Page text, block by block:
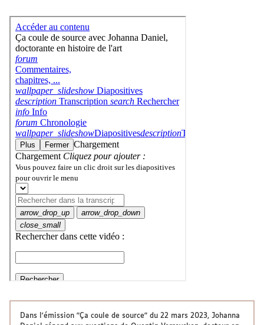
Dans l'émission "Ça coule de source" du 22 mars 2023, Johanna